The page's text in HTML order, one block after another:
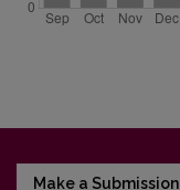
Make a Submission